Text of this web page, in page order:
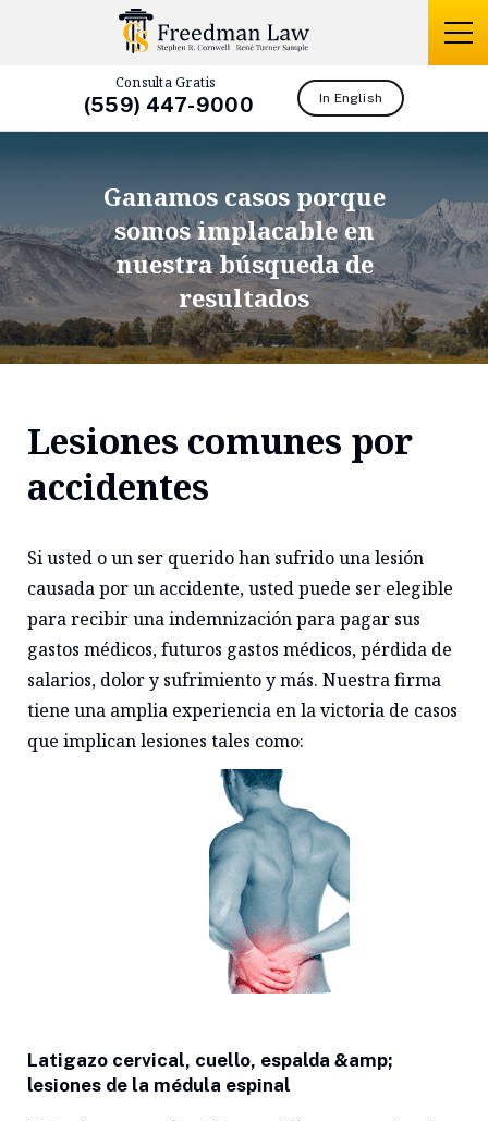
Consulta Gratis
(559) 447-9000 In English
Ganamos casos porque
somosimplacable en
nuestra búsqueda de
resultados
Lesiones comunes por
accidentes
Si usted o un ser querido han sufrido una lesión
causada por un accidente, usted puede ser elegible
para recibir una indemnización para pagar sus
gastos médicos, futuros gastos médicos, pérdida de
salarios, dolor y sufrimiento y más. Nuestra firma
tiene una amplia experiencia en la victoria de casos
que implican lesiones tales como:
Latigazo cervical, cuello, espalda &amp;
lesiones de la médula espinal